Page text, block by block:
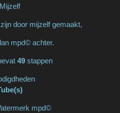
Mijzelf
door mijzelf gemaakt,
mpd© achter.
49 stappen
mpd©